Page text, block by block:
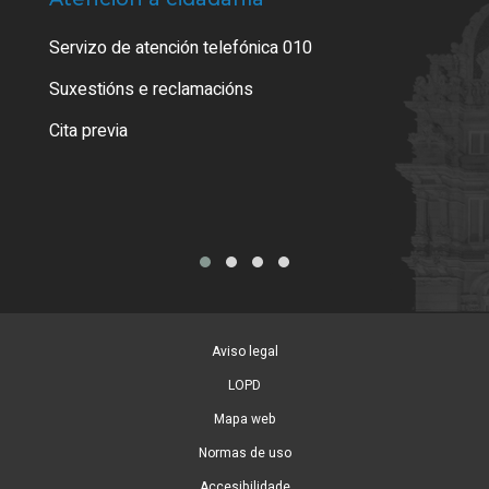
Servizo de atención telefónica 010
Suxestións e reclamacións
Cita previa
Aviso legal
LOPD
Mapa web
Normas de uso